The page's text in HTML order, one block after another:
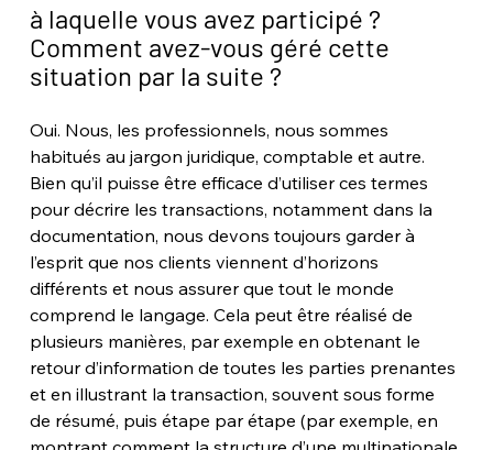
à laquelle vous avez participé ?
Comment avez-vous géré cette
situation par la suite ?
Oui. Nous, les professionnels, nous sommes
habitués au jargon juridique, comptable et autre.
Bien qu’il puisse être efficace d’utiliser ces termes
pour décrire les transactions, notamment dans la
documentation, nous devons toujours garder à
l’esprit que nos clients viennent d’horizons
différents et nous assurer que tout le monde
comprend le langage. Cela peut être réalisé de
plusieurs manières, par exemple en obtenant le
retour d’information de toutes les parties prenantes
et en illustrant la transaction, souvent sous forme
de résumé, puis étape par étape (par exemple, en